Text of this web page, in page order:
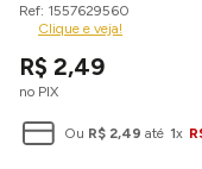
1557629560
Clique e veja!
R$ 2,49
no PIX
Ou R$ 2,49 até 1x